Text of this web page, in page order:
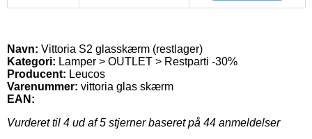
Navn: Vittoria S2 glasskærm (restlager)
Kategori: Lamper > OUTLET > Restparti -30%
Producent: Leucos
Varenummer: vittoria glas skærm
EAN:
Vurderet til 4 ud af 5 stjerner baseret på 44 anmeldelser